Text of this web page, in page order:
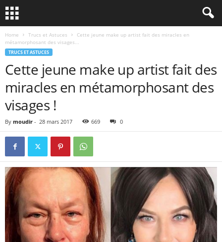
Home Trucs et Astuces
Cette jeune make up artist fait des miracles en
métamorphosant des visages...
TRUCS ET ASTUCES
Cette jeune make up artist fait des
miracles en métamorphosant des
visages !
By moudir - 28 mars 2017 669 0